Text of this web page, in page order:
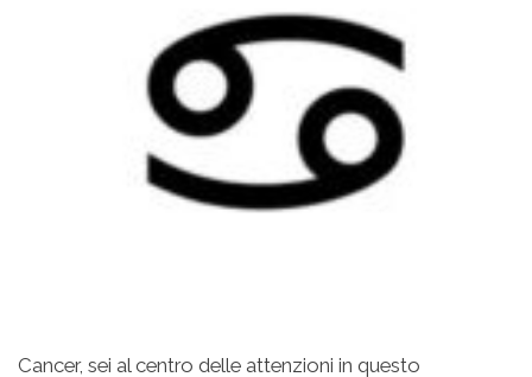
Cancer, sei al centro delle attenzioni in questo